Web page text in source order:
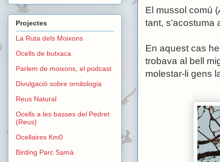
El mussol comú (
tant, s'acostuma
En aquest cas
trobava al bell
molestar-li gens
Projectes
La Ruta dels Moixons
Ocells de butxaca
Parlem de moixons, el podcast
Divulgació sobre ornitologia
Reus Natural
Ocells a les basses del Pedret
(Reus)
Ocellaires Km0
Birding Parc Samà